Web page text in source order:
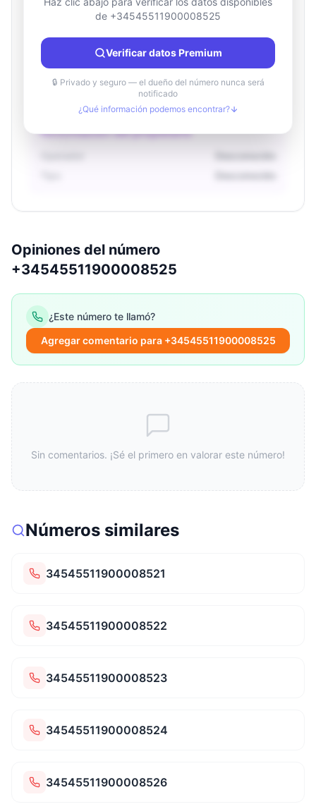
Información de ubicación
País
Desconocido
Ciudad
Desconocido
Región
Desconocido
Información del propietario
de +34545511900008525
Verificar datos Premium
🔒 Privado y seguro — el dueño del número nunca será
notificado
¿Qué información podemos encontrar?
Opiniones del número
+34545511900008525
¿Este número te llamó?
Agregar comentario para +34545511900008525
Sin comentarios. ¡Sé el primero en valorar este número!
Números similares
34545511900008521
34545511900008522
34545511900008523
34545511900008524
34545511900008526